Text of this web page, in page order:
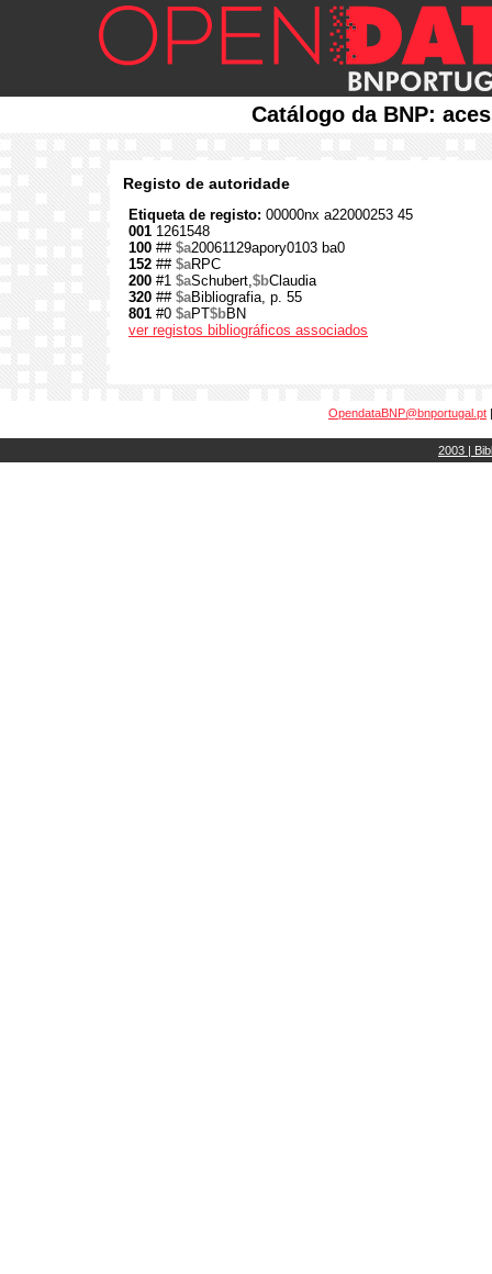
Catálogo da BNP:
Registo de autoridade
Etiqueta de registo: 00000nx a22000253 45
001 1261548
100 ## $a20061129apory0103 ba0
152 ## $aRPC
200 #1 $aSchubert,$bClaudia
320 ## $aBibliografia, p. 55
801 #0 $aPT$bBN
ver registos bibliográficos associados
OpendataBNP@bnportugal.pt
2003 |